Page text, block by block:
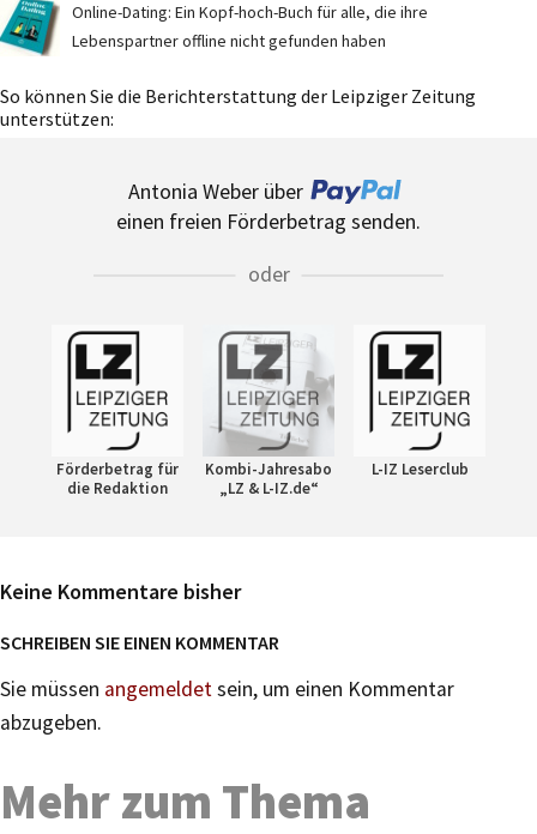
Online-Dating: Ein Kopf-hoch-Buch für alle, die ihre
Lebenspartner offline nicht gefunden haben
So können Sie die Berichterstattung der Leipziger Zeitung
unterstützen:
Antonia Weber über
einen freien Förderbetrag senden.
oder
Förderbetrag für
die Redaktion
Kombi-Jahresabo
„LZ & L-IZ.de“
L-IZ Leserclub
Keine Kommentare bisher
SCHREIBEN SIE EINEN KOMMENTAR
Sie müssen angemeldetsein, um einen Kommentar
abzugeben.
Mehr zum Thema